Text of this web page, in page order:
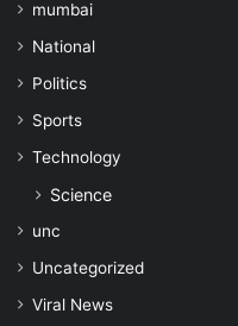
mumbai
National
Politics
Sports
Technology
Science
unc
Uncategorized
Viral News